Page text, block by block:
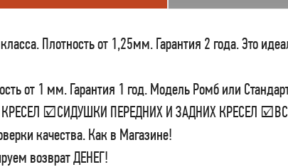
Плотность от 1,25мм. Гарантия 2 года. Это
от 1 мм. Гарантия 1 год. Модель Ромб или
☑СИДУШКИ ПЕРЕДНИХ И ЗАДНИХ КРЕСЕЛ
качества. Как в Магазине!
возврат ДЕНЕГ!